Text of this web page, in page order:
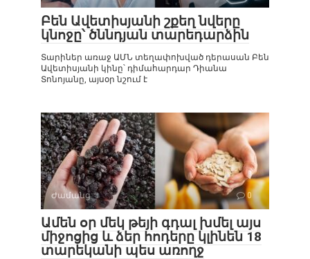
Բեն Ավետիսյանի շքեղ նվերը
կնոջը՝ ծննդյան տարեդարձին
Տարիներ առաջ ԱՄՆ տեղափոխված դերասան Բեն
Ավետիսյանի կինը՝ դիմահարդար Դիանա
Տոնոյանը, այսօր նշում է
Ժամանց 0
Ամեն օր մեկ թեյի գդալ խմել այս
միջոցից և ձեր հոդերը կլինեն 18
տարեկանի պես առողջ